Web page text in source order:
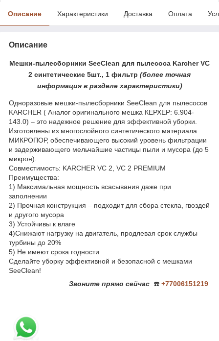
Описание Характеристики Доставка Оплата
Описание
Мешки-пылесборники SeeClean для пылесоса Karcher VC
2 синтетические 5шт., 1 фильтр (более точная
информация в разделе характеристики)
Одноразовые мешки-пылесборники SeeClean для пылесосов
KARCHER ( Аналог оригинального мешка КЕРХЕР: 6.904-
143.0) – это надежное решение для эффективной уборки.
Изготовлены из многослойного синтетического материала
МИКРОПОР, обеспечивающего высокий уровень фильтрации
и задерживающего мельчайшие частицы пыли и мусора (до 5
микрон).
Совместимость: KARCHER VC 2, VC 2 PREMIUM
Преимущества:
1) Максимальная мощность всасывания даже при
заполнении
2) Прочная конструкция – подходит для сбора стекла, гвоздей
и другого мусора
3) Устойчивы к влаге
4)Снижают нагрузку на двигатель, продлевая срок службы
турбины до 20%
5) Не имеют срока годности
Сделайте уборку эффективной и безопасной с мешками
SeeClean!
Звоните прямо сейчас ☎️ +77006151219